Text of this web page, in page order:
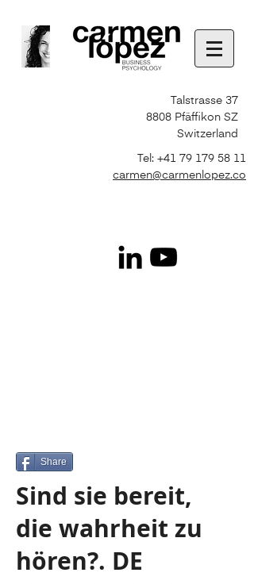
Talstrasse 37
8808 Pfäffikon SZ
Switzerland
Tel: +41 79 179 58 11
carmen@carmenlopez.co
Share
Sind sie bereit,
die wahrheit zu
hören?. DE